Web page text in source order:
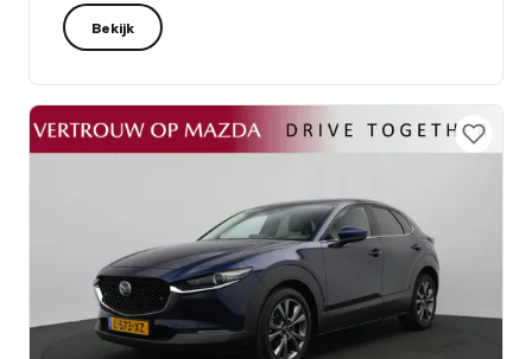
Bekijk